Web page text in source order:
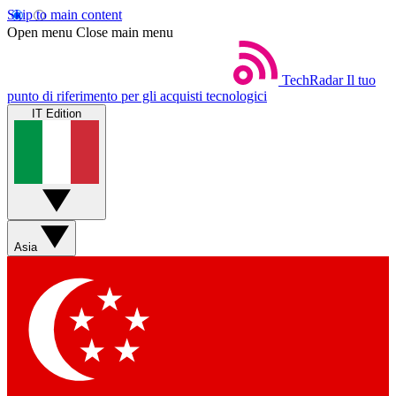
Skip to main content
Open menu Close main menu
TechRadar Il tuo
punto di riferimento per gli acquisti tecnologici
IT Edition
Asia